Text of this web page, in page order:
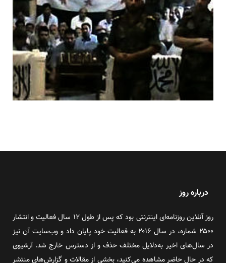
درباره روز
روز آنلاین روزنامه‌ای اینترنتی بود که پس از طول ۱۲ سال فعالیت و انتشار
۲۵۰۰ شماره، در سال ۲۰۱۶ به فعالیت خود پایان داد و وب‌سایت آن نیز
در سال‌های اخیر به‌دلایل مختلف حذف و از دسترس خارج شد. آرشیوی
که در حال حاضر مشاهده می‌کنید، بخشی از مقالات و گزارش‌های منتشر